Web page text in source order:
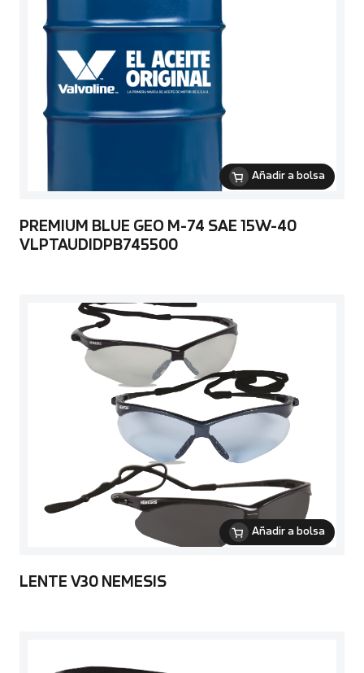
Añadir a bolsa
PREMIUM BLUE GEO M-74 SAE 15W-40
VLPTAUDIDPB745500
Añadir a bolsa
LENTE V30 NEMESIS